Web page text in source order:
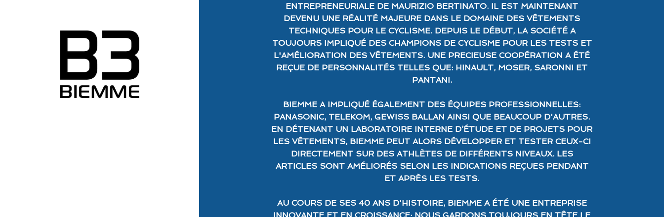
ENTREPRENEURIALE DE MAURIZIO BERTINATO. IL EST MAINTENANT
DEVENU UNE RÉALITÉ MAJEURE DANS LE DOMAINE DES VÊTEMENTS
TECHNIQUES POUR LE CYCLISME. DEPUIS LE DÉBUT, LA SOCIÉTÉ A
TOUJOURS IMPLIQUÉ DES CHAMPIONS DE CYCLISME POUR LES TESTS ET
L'AMÉLIORATION DES VÊTEMENTS. UNE PRECIEUSE COOPÉRATION A ÉTÉ
REÇUE DE PERSONNALITÉS TELLES QUE: HINAULT, MOSER, SARONNI ET
PANTANI.
BIEMME A IMPLIQUÉ ÉGALEMENT DES ÉQUIPES PROFESSIONNELLES:
PANASONIC, TELEKOM, GEWISS BALLAN AINSI QUE BEAUCOUP D'AUTRES.
EN DÉTENANT UN LABORATOIRE INTERNE D’ÉTUDE ET DE PROJETS POUR
LES VÊTEMENTS, BIEMME PEUT ALORS DÉVELOPPER ET TESTER CEUX-CI
DIRECTEMENT SUR DES ATHLÈTES DE DIFFÉRENTS NIVEAUX. LES
ARTICLES SONT AMÉLIORÉS SELON LES INDICATIONS REÇUES PENDANT
ET APRÈS LES TESTS.
AU COURS DE SES 40 ANS D'HISTOIRE, BIEMME A ÉTÉ UNE ENTREPRISE